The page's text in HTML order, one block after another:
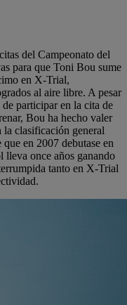
del Campeonato del
para que Toni Bou sume
en X-Trial,
al aire libre. A pesar
de participar en la cita de
Bou ha hecho valer
la clasificación general
en 2007 debutase en
lleva once años ganando
tanto en X-Trial